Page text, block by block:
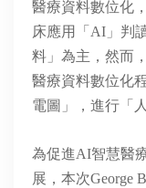
醫療資料數位化
床應用「AI」判
料」為主，然而
醫療資料數位化
電圖」，進行「
為促進AI智慧醫
展，本次George